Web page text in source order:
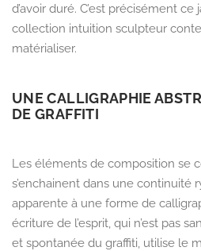
d’avoir duré. C’est précisément
collection intuition sculpteur
matérialiser.
UNE CALLIGRAPHIE
DE GRAFFITI
Les éléments de composition se
s’enchainent dans une continuité
apparente à une forme de
écriture de l’esprit, qui n’est pas
et spontanée du graffiti, utilise le